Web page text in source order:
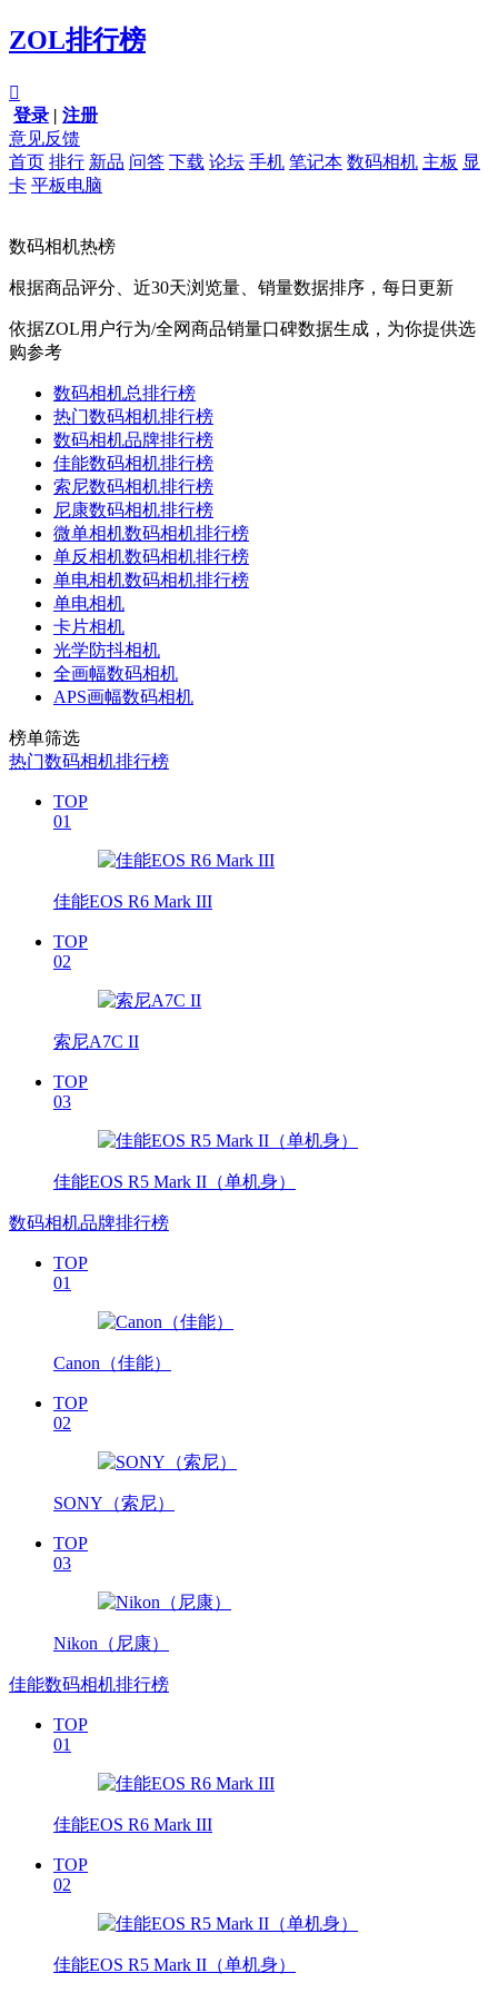
ZOL排行榜

登录 | 注册
意见反馈
首页 排行 新品 问答 下载 论坛 手机 笔记本 数码相机 主板 显
卡 平板电脑
数码相机热榜
根据商品评分、近30天浏览量、销量数据排序，每日更新
依据ZOL用户行为/全网商品销量口碑数据生成，为你提供选
购参考
数码相机总排行榜
热门数码相机排行榜
数码相机品牌排行榜
佳能数码相机排行榜
索尼数码相机排行榜
尼康数码相机排行榜
微单相机数码相机排行榜
单反相机数码相机排行榜
单电相机数码相机排行榜
单电相机
卡片相机
光学防抖相机
全画幅数码相机
APS画幅数码相机
榜单筛选
热门数码相机排行榜
TOP
01
佳能EOS R6 Mark III
TOP
02
索尼A7C II
TOP
03
佳能EOS R5 Mark II（单机身）
数码相机品牌排行榜
TOP
01
Canon（佳能）
TOP
02
SONY（索尼）
TOP
03
Nikon（尼康）
佳能数码相机排行榜
TOP
01
佳能EOS R6 Mark III
TOP
02
佳能EOS R5 Mark II（单机身）